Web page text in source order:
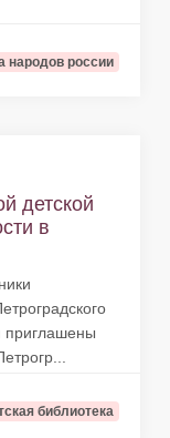
народов россии
детской
в
приглашены
библиотека